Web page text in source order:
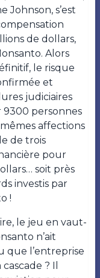
Johnson, s’est
de dollars,
Alors
le risque
et
judiciaires
personnes
affections
de trois
pour
soit près
investis par
!
le jeu en vaut-
n’ait
que l’entreprise
? Il